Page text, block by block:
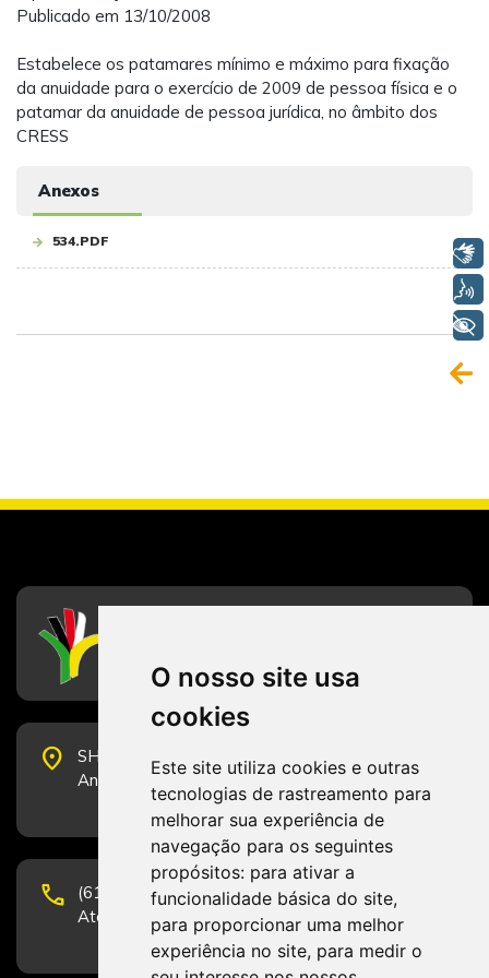
O nosso site usa
cookies
Este site utiliza cookies e outras
tecnologias de rastreamento para
melhorar sua experiência de
navegação para os seguintes
propósitos: para ativar a
funcionalidade básica do site,
para proporcionar uma melhor
experiência no site, para medir o
Publicado em 13/10/2008
Estabelece os patamares mínimo e máximo para fixação
da anuidade para o exercício de 2009 de pessoa física e o
patamar da anuidade de pessoa jurídica, no âmbito dos
CRESS
Anexos
534.PDF
place
SHS Quadra 6, Bloco E, Complexo Brasil 21, 20º
Andar, Sala 2001 - CEP 70322-915 - Brasília/DF
phone
(61) 3223-1652 e (61) 98131-3801.
Atendimento por telefone em horário comercial